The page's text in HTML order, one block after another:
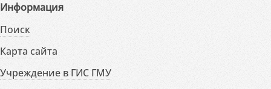
Информация
Поиск
Карта сайта
Учреждение в ГИС ГМУ